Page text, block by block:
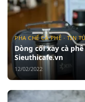
PHA CHẾ CÀ PHÊ · TIN
Dòng cối xay cà
Sieuthicafe.vn
12/02/2022